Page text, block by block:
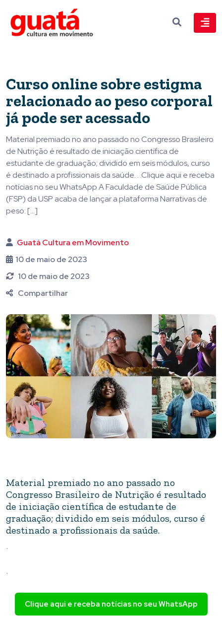
Curso online sobre estigma
relacionado ao peso corporal
já pode ser acessado
Material premiado no ano passado no Congresso Brasileiro
de Nutrição é resultado de iniciação científica de
estudante de graduação; dividido em seis módulos, curso
é destinado a profissionais da saúde. . .Clique aqui e receba
notícias no seu WhatsApp A Faculdade de Saúde Pública
(FSP) da USP acaba de lançar a plataforma Narrativas de
peso: […]
Guatá Cultura em Movimento
10 de maio de 2023
10 de maio de 2023
Compartilhar
Material premiado no ano passado no
Congresso Brasileiro de Nutrição é resultado
de iniciação científica de estudante de
graduação; dividido em seis módulos, curso é
destinado a profissionais da saúde.
.
.
Clique aqui e receba notícias no seu WhatsApp